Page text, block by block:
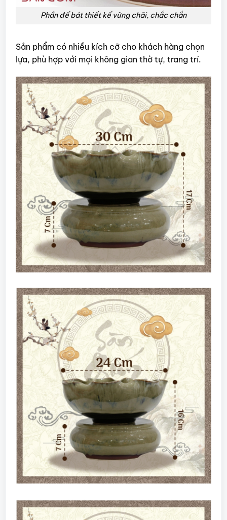
Phần đế bát thiết kế vững chãi, chắc chắn
Sản phẩm có nhiều kích cỡ cho khách hàng chọn
lựa, phù hợp với mọi không gian thờ tự, trang trí.